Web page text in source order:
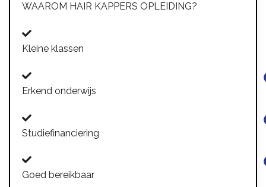
WAAROM HAIR KAPPERS OPLEIDING?
Kleine klassen
Erkend onderwijs
Studiefinanciering
Goed bereikbaar